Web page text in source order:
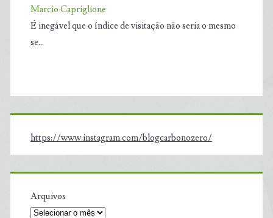
Marcio Capriglione
É inegável que o índice de visitação não seria o mesmo
se…
https://www.instagram.com/blogcarbonozero/
Arquivos